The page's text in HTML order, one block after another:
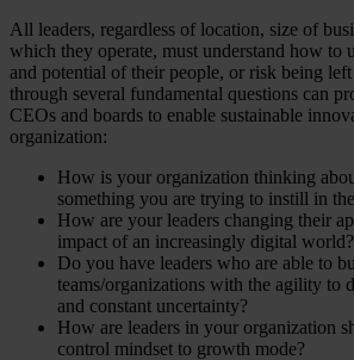
All leaders, regardless of location, size of
which they operate, must understand how to
and potential of their people, or risk being
through several fundamental questions can
CEOs and boards to enable sustainable
organization:
How is your organization thinking
something you are trying to instill in
How are your leaders changing their
impact of an increasingly digital world?
Do you have leaders who are able to
teams/organizations with the agility to
and constant uncertainty?
How are leaders in your organization
control mindset to growth mode?